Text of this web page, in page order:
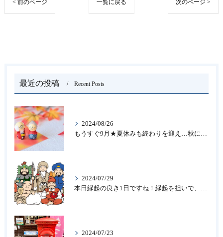
< 前のページ 一覧に戻る 次のページ >
最近の投稿 Recent Posts
2024/08/26
2024/07/29
2024/07/23